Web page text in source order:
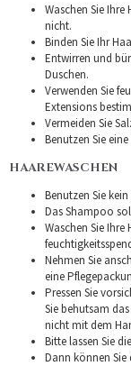
Waschen Sie
nicht.
Binden Sie Ihr
Entwirren und
Duschen.
Verwenden Sie
Extensions
Vermeiden Sie
Benutzen Sie
HAAREWASCHEN
Benutzen Sie
Das Shampoo
Waschen Sie
Nehmen Sie
eine
Pressen Sie
Sie behutsam
nicht mit dem
Bitte lassen Sie
Dann können Sie